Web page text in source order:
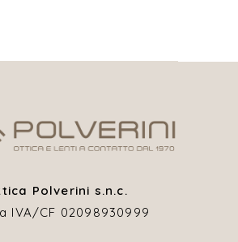
Polverini s.n.c.
IVA/CF 02098930999